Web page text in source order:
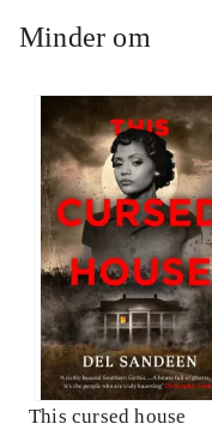
Minder om
This cursed house